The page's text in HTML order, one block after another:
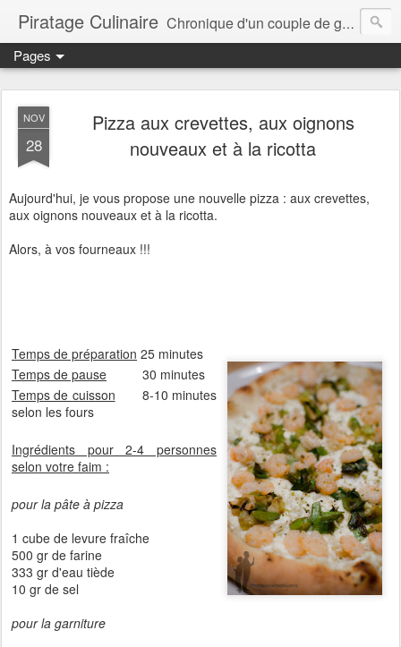
Piratage Culinaire Chronique d'un couple de gourmands
Pages
NOV
28
Pizza aux crevettes, aux oignons
nouveaux et à la ricotta
Aujourd'hui, je vous propose une nouvelle pizza : aux crevettes,
aux oignons nouveaux et à la ricotta.
Alors, à vos fourneaux !!!
Temps de préparation 25 minutes
Temps de pause 30 minutes
Temps de cuisson 8-10 minutes
selon les fours
Ingrédients pour 2-4 personnes
selon votre faim :
pour la pâte à pizza
1 cube de levure fraîche
500 gr de farine
333 gr d'eau tiède
10 gr de sel
pour la garniture